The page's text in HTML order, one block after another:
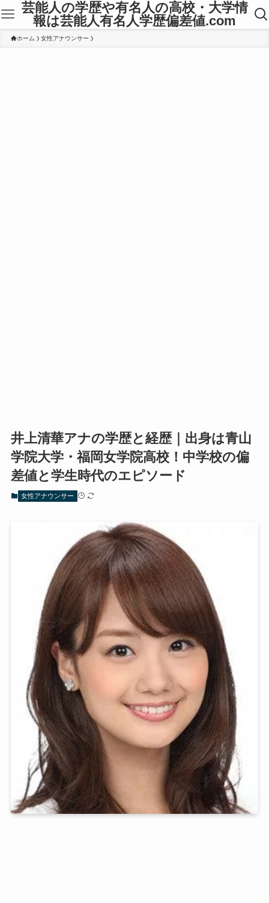
芸能人の学歴や有名人の高校・大学情
報は芸能人有名人学歴偏差値.com
ホーム 女性アナウンサー
井上清華アナの学歴と経歴｜出身は青山
学院大学・福岡女学院高校！中学校の偏
差値と学生時代のエピソード
女性アナウンサー